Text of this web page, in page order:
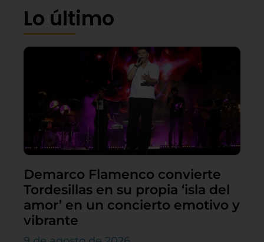
Lo último
Demarco Flamenco convierte
Tordesillas en su propia ‘isla del
amor’ en un concierto emotivo y
vibrante